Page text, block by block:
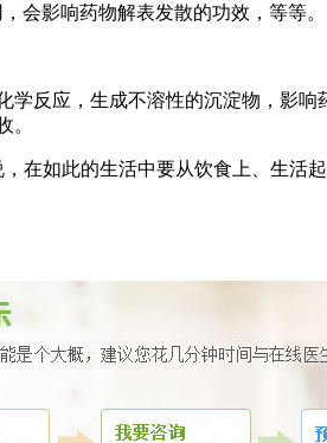
会影响药物解表发散的功效，等等。
反应，生成不溶性的沉淀物，影
。
在如此的生活中要从饮食上、生活